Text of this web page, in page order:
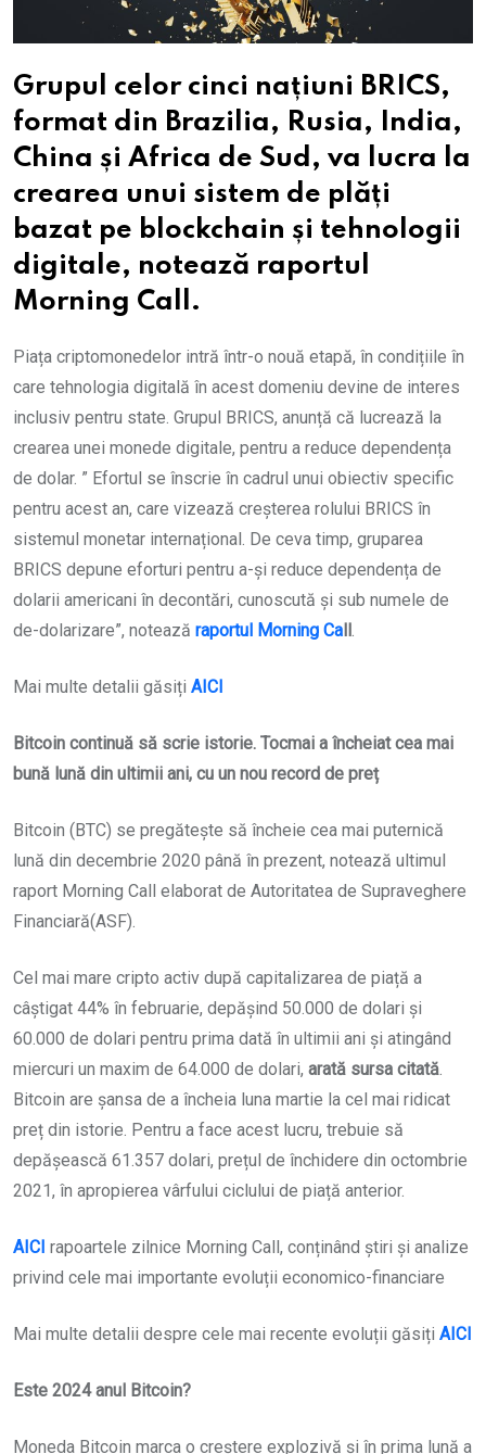
Grupul celor cinci națiuni BRICS,
format din Brazilia, Rusia, India,
China și Africa de Sud, va lucra la
crearea unui sistem de plăți
bazat pe blockchain și tehnologii
digitale, notează raportul
Morning Call.
Piața criptomonedelor intră într-o nouă etapă, în condițiile în
care tehnologia digitală în acest domeniu devine de interes
inclusiv pentru state. Grupul BRICS, anunță că lucrează la
crearea unei monede digitale, pentru a reduce dependența
de dolar. ” Efortul se înscrie în cadrul unui obiectiv specific
pentru acest an, care vizează creșterea rolului BRICS în
sistemul monetar internațional. De ceva timp, gruparea
BRICS depune eforturi pentru a-și reduce dependența de
dolarii americani în decontări, cunoscută și sub numele de
de-dolarizare”, notează raportul Morning Call.
Mai multe detalii găsiți AICI
Bitcoin continuă să scrie istorie. Tocmai a încheiat cea mai
bună lună din ultimii ani, cu un nou record de preț
Bitcoin (BTC) se pregătește să încheie cea mai puternică
lună din decembrie 2020 până în prezent, notează ultimul
raport Morning Call elaborat de Autoritatea de Supraveghere
Financiară(ASF).
Cel mai mare cripto activ după capitalizarea de piață a
câștigat 44% în februarie, depășind 50.000 de dolari și
60.000 de dolari pentru prima dată în ultimii ani și atingând
miercuri un maxim de 64.000 de dolari, arată sursa citată.
Bitcoin are șansa de a încheia luna martie la cel mai ridicat
preț din istorie. Pentru a face acest lucru, trebuie să
depășească 61.357 dolari, prețul de închidere din octombrie
2021, în apropierea vârfului ciclului de piață anterior.
AICI rapoartele zilnice Morning Call, conținând știri și analize
privind cele mai importante evoluții economico-financiare
Mai multe detalii despre cele mai recente evoluții găsiți AICI
Este 2024 anul Bitcoin?
Moneda Bitcoin marca o creștere explozivă și în prima lună a